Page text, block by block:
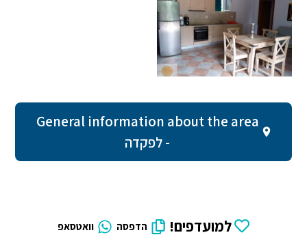
General information about the area
- לפקדה
למועדפים! הדפסה וואטסאפ